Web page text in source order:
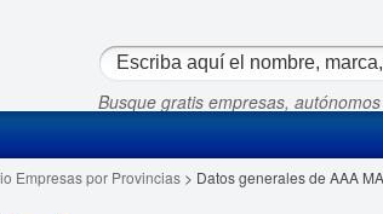
Busque gratis empresas,
Empresas por Provincias> Datos generales de AAA